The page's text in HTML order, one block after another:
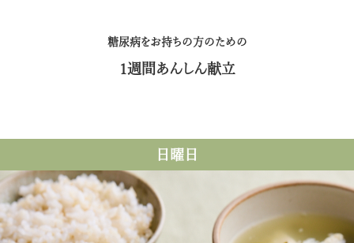
糖尿病をお持ちの方のための
1週間あんしん献立
日曜日